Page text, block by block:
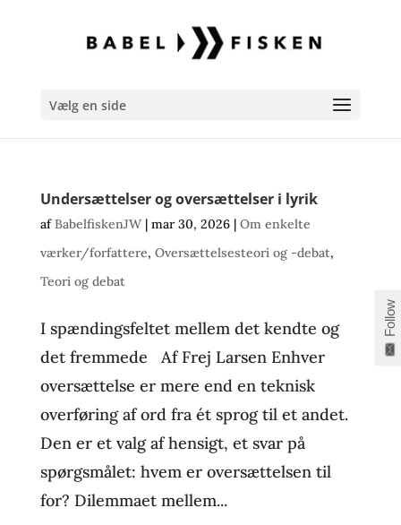
Vælg en side
Undersættelser og oversættelser i lyrik
afBabelfiskenJW| mar 30, 2026| Om enkelte
værker/forfattere, Oversættelsesteori og -debat,
Teori og debat
I spændingsfeltet mellem det kendte og
det fremmede Af Frej Larsen Enhver
oversættelse er mere end en teknisk
overføring af ord fra ét sprog til et andet.
Den er et valg af hensigt, et svar på
spørgsmålet: hvem er oversættelsen til
for? Dilemmaet mellem...
Follow